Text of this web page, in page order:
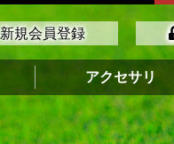
新規会員登録
アクセサリ